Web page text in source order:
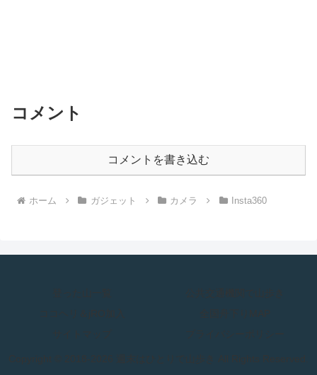
コメント
コメントを書き込む
ホーム ガジェット カメラ Insta360